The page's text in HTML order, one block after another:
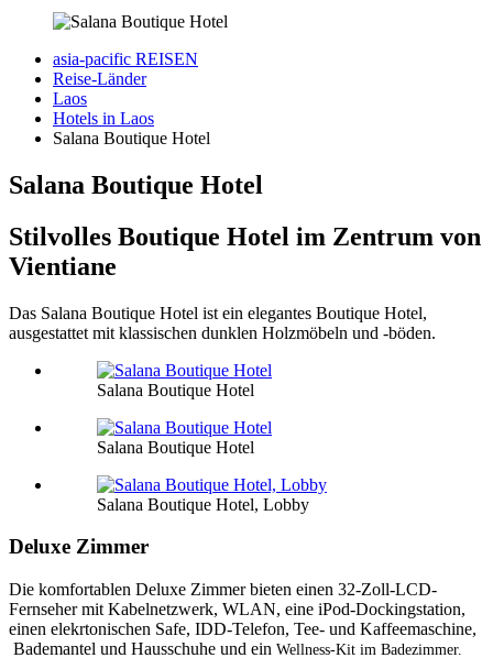
asia-pacific REISEN
Reise-Länder
Laos
Hotels in Laos
Salana Boutique Hotel
Salana Boutique Hotel
Stilvolles Boutique Hotel im Zentrum von
Vientiane
Das Salana Boutique Hotel ist ein elegantes Boutique Hotel,
ausgestattet mit klassischen dunklen Holzmöbeln und -böden.
Salana Boutique Hotel
Salana Boutique Hotel
Salana Boutique Hotel, Lobby
Deluxe Zimmer
Die komfortablen Deluxe Zimmer bieten einen 32-Zoll-LCD-
Fernseher mit Kabelnetzwerk, WLAN, eine iPod-Dockingstation,
einen elekrtonischen Safe, IDD-Telefon, Tee- und Kaffeemaschine,
Bademantel und Hausschuhe und ein Wellness-Kit im Badezimmer.